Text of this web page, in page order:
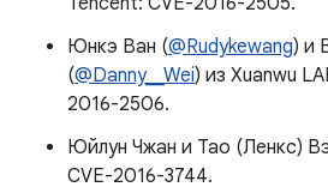
Юнкэ Ван (@Rudykewang) и
(@Danny__Wei) из Xuanwu
2016-2506.
Юйлун Чжан и Тао (Ленкс)
CVE-2016-3744.